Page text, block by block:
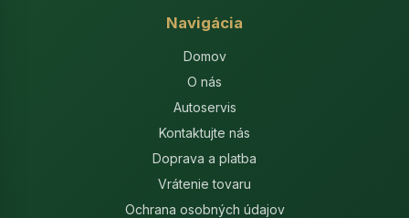
Navigácia
Domov
O nás
Autoservis
Kontaktujte nás
Doprava a platba
Vrátenie tovaru
Ochrana osobných údajov